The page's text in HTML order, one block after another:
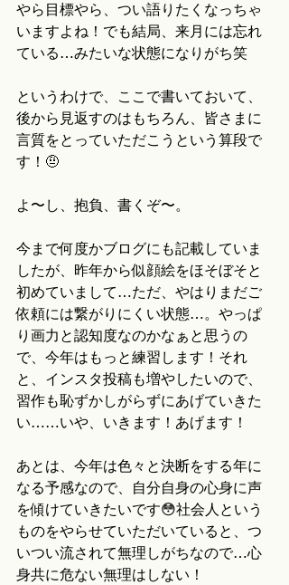
やら目標やら、つい語りたくなっちゃ
いますよね！でも結局、来月には忘れ
ている…みたいな状態になりがち笑
というわけで、ここで書いておいて、
後から見返すのはもちろん、皆さまに
言質をとっていただこうという算段で
す！🤨
よ〜し、抱負、書くぞ〜。
今まで何度かブログにも記載していま
したが、昨年から似顔絵をほそぼそと
初めていまして…ただ、やはりまだご
依頼には繋がりにくい状態…。やっぱ
り画力と認知度なのかなぁと思うの
で、今年はもっと練習します！それ
と、インスタ投稿も増やしたいので、
習作も恥ずかしがらずにあげていきた
い……いや、いきます！あげます！
あとは、今年は色々と決断をする年に
なる予感なので、自分自身の心身に声
を傾けていきたいです😳社会人という
ものをやらせていただいていると、つ
いつい流されて無理しがちなので…心
身共に危ない無理はしない！